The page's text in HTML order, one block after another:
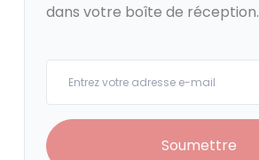
dans votre boîte de réception.
Soumettre